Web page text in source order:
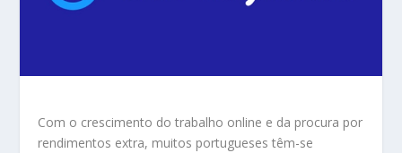
Com o crescimento do trabalho online e da procura por
rendimentos extra, muitos portugueses têm-se